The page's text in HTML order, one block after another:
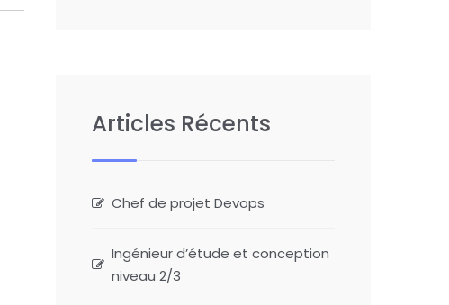
Articles Récents
Chef de projet Devops
Ingénieur d’étude et conception
niveau 2/3